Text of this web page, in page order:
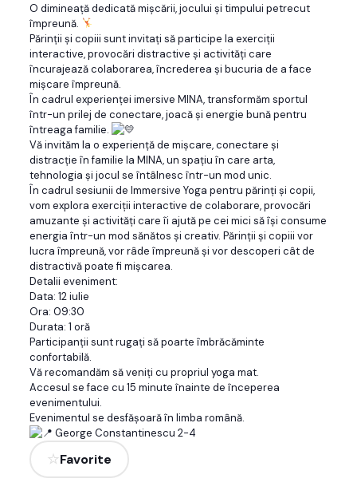
O dimineață dedicată mișcării, jocului și timpului petrecut
împreună.
Părinții și copiii sunt invitați să participe la exerciții
interactive, provocări distractive și activități care
încurajează colaborarea, încrederea și bucuria de a face
mișcare împreună.
În cadrul experienței imersive MINA, transformăm sportul
într-un prilej de conectare, joacă și energie bună pentru
întreaga familie.
Vă invităm la o experiență de mișcare, conectare și
distracție în familie la MINA, un spațiu în care arta,
tehnologia și jocul se întâlnesc într-un mod unic.
În cadrul sesiunii de Immersive Yoga pentru părinți și copii,
vom explora exerciții interactive de colaborare, provocări
amuzante și activități care îi ajută pe cei mici să își consume
energia într-un mod sănătos și creativ. Părinții și copiii vor
lucra împreună, vor râde împreună și vor descoperi cât de
distractivă poate fi mișcarea.
Detalii eveniment:
Data: 12 iulie
Ora: 09:30
Durata: 1 oră
Participanții sunt rugați să poarte îmbrăcăminte
confortabilă.
Vă recomandăm să veniți cu propriul yoga mat.
Accesul se face cu 15 minute înainte de începerea
evenimentului.
Evenimentul se desfășoară în limba română.
George Constantinescu 2-4
Favorite